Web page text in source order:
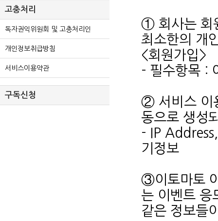
고충처리
독자권익위원회 및 고충처리인
개인정보취급방침
서비스이용약관
구독신청
① 회사는 회
최소한의 개
<회원가입>
- 필수항목 :
② 서비스 이
동으로 생성
- IP
기정보
③이토마토
는 이벤트 응
같은 정보들